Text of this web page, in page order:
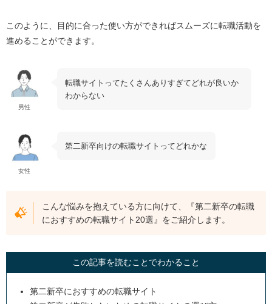
このように、目的に合った使い方ができればスムーズに転職活動を
進めることができます。
男性
転職サイトってたくさんありすぎてどれが良いか
わからない
女性
第二新卒向けの転職サイトってどれかな
こんな悩みを抱えている方に向けて、『第二新卒の転職
におすすめの転職サイト20選』をご紹介します。
この記事を読むことでわかること
第二新卒におすすめの転職サイト